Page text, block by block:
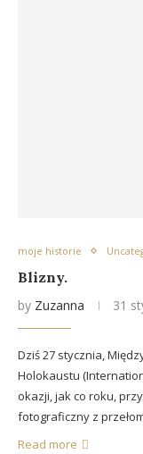
moje historie
Blizny.
by Zuzanna 31
Dziś 27 stycznia,
Holokaustu
okazji, jak co roku,
fotograficzny z
Read more